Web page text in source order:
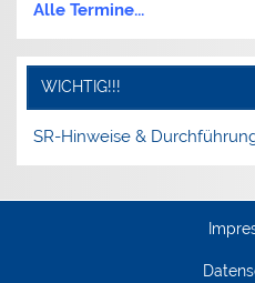
Alle Termine...
WICHTIG!!!
SR-Hinweise &